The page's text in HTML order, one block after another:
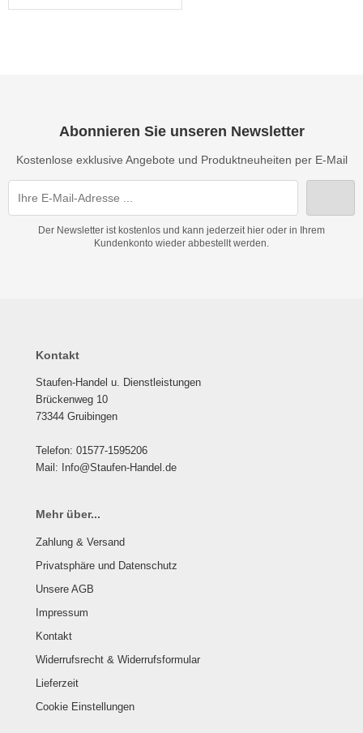
Abonnieren Sie unseren Newsletter
Kostenlose exklusive Angebote und Produktneuheiten per E-Mail
Der Newsletter ist kostenlos und kann jederzeit hier oder in Ihrem
Kundenkonto wieder abbestellt werden.
Kontakt
Staufen-Handel u. Dienstleistungen
Brückenweg 10
73344 Gruibingen
Telefon: 01577-1595206
Mail: Info@Staufen-Handel.de
Mehr über...
Zahlung & Versand
Privatsphäre und Datenschutz
Unsere AGB
Impressum
Kontakt
Widerrufsrecht & Widerrufsformular
Lieferzeit
Cookie Einstellungen